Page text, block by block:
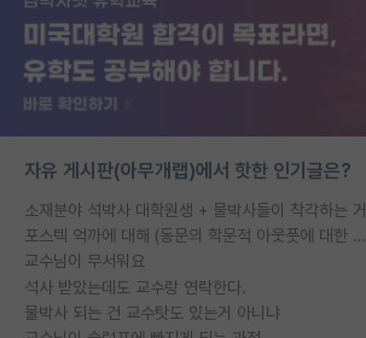
자유 게시판(아무개랩)에서 핫한 인기글은?
소재분야 석박사 대학원생 + 물박사들이 착각하는 거
포스텍 억까에 대해 (동문의 학문적 아웃풋에 대한 반박)
교수님이 무서워요
석사 받았는데도 교수랑 연락한다.
물박사 되는 건 교수탓도 있는거 아니냐